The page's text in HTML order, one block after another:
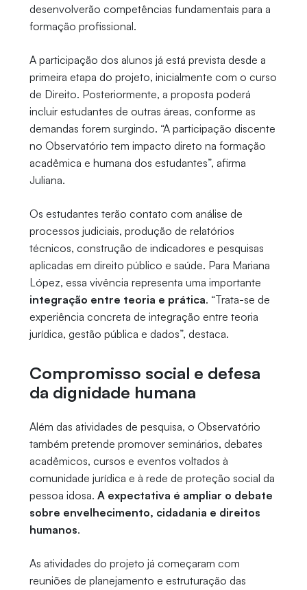
desenvolverão competências fundamentais para a
formação profissional.
A participação dos alunos já está prevista desde a
primeira etapa do projeto, inicialmente com o curso
de Direito. Posteriormente, a proposta poderá
incluir estudantes de outras áreas, conforme as
demandas forem surgindo. “A participação discente
no Observatório tem impacto direto na formação
acadêmica e humana dos estudantes”, afirma
Juliana.
Os estudantes terão contato com análise de
processos judiciais, produção de relatórios
técnicos, construção de indicadores e pesquisas
aplicadas em direito público e saúde. Para Mariana
López, essa vivência representa uma importante
integração entre teoria e prática. “Trata-se de
experiência concreta de integração entre teoria
jurídica, gestão pública e dados”, destaca.
Compromisso social e defesa
da dignidade humana
Além das atividades de pesquisa, o Observatório
também pretende promover seminários, debates
acadêmicos, cursos e eventos voltados à
comunidade jurídica e à rede de proteção social da
pessoa idosa. A expectativa é ampliar o debate
sobre envelhecimento, cidadania e direitos
humanos.
As atividades do projeto já começaram com
reuniões de planejamento e estruturação das